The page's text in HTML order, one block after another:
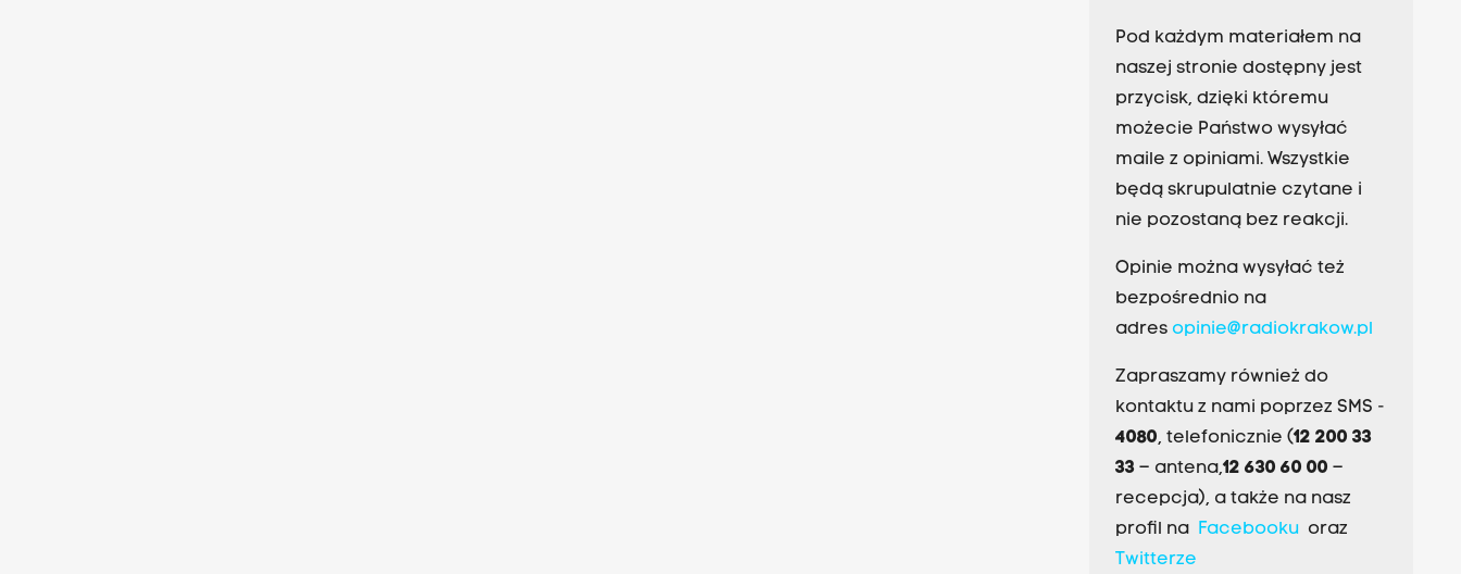
Pod każdym materiałem na
naszej stronie dostępny jest
przycisk, dzięki któremu
możecie Państwo wysyłać
maile z opiniami. Wszystkie
będą skrupulatnie czytane i
nie pozostaną bez reakcji.
Opinie można wysyłać też
bezpośrednio na
adres opinie@radiokrakow.pl
Zapraszamy również do
kontaktu z nami poprzez SMS -
4080, telefonicznie (12 200 33
33– antena,12 630 60 00 –
recepcja), a także na nasz
profil na Facebookuoraz
Twitterze